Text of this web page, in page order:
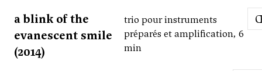
a blink of the
evanescent smile
(2014)
trio pour instruments
préparés et amplification, 6
min